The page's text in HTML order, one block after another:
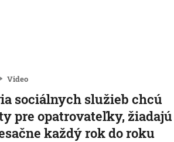
Video
sociálnych služieb chcú
pre opatrovateľky, žiadajú
každý rok do roku